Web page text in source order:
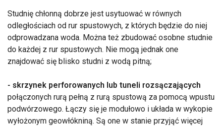
Studnię chłonną dobrze jest usytuować w równych
odległościach od rur spustowych, z których będzie do niej
odprowadzana woda. Można też zbudować osobne studnie
do każdej z rur spustowych. Nie mogą jednak one
znajdować się blisko studni z wodą pitną;
- skrzynek perforowanych lub tuneli rozsączających
połączonych rurą pełną z rurą spustową za pomocą wpustu
podwórzowego. Łączy się je modułowo i układa w wykopie
wyłożonym geowłókniną. Są one w stanie przyjąć więcej